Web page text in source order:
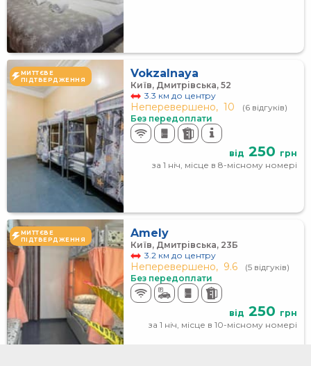
МИТТЄВЕ
ПІДТВЕРДЖЕННЯ
Vokzalnaya
Київ, Дмитрівська, 52
3.3 км до центру
Неперевершено, 10
(6 відгуків)
Без передоплати
від 250 грн
за 1 ніч, місце в 8-місному номері
МИТТЄВЕ
ПІДТВЕРДЖЕННЯ
Amely
Київ, Дмитрівська, 23Б
3.2 км до центру
Неперевершено, 9.6
(5 відгуків)
Без передоплати
від 250 грн
за 1 ніч, місце в 10-місному номері